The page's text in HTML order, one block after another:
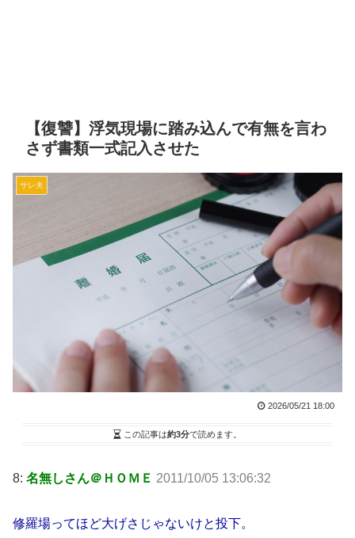
【復讐】浮気現場に踏み込んで有無を言わ
さず書類一式記入させた
サレ夫
2026/05/21 18:00
この記事は約3分で読めます。
8: 名無しさん＠ＨＯＭＥ 2011/10/05 13:06:32
修羅場ってほど大げさじゃないけと投下。